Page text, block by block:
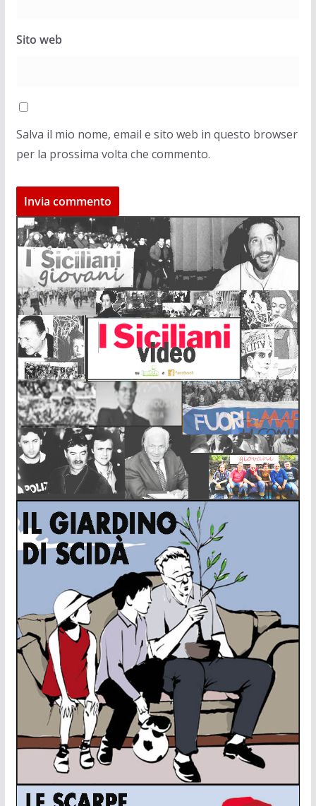
Sito web
Salva il mio nome, email e sito web in questo browser
per la prossima volta che commento.